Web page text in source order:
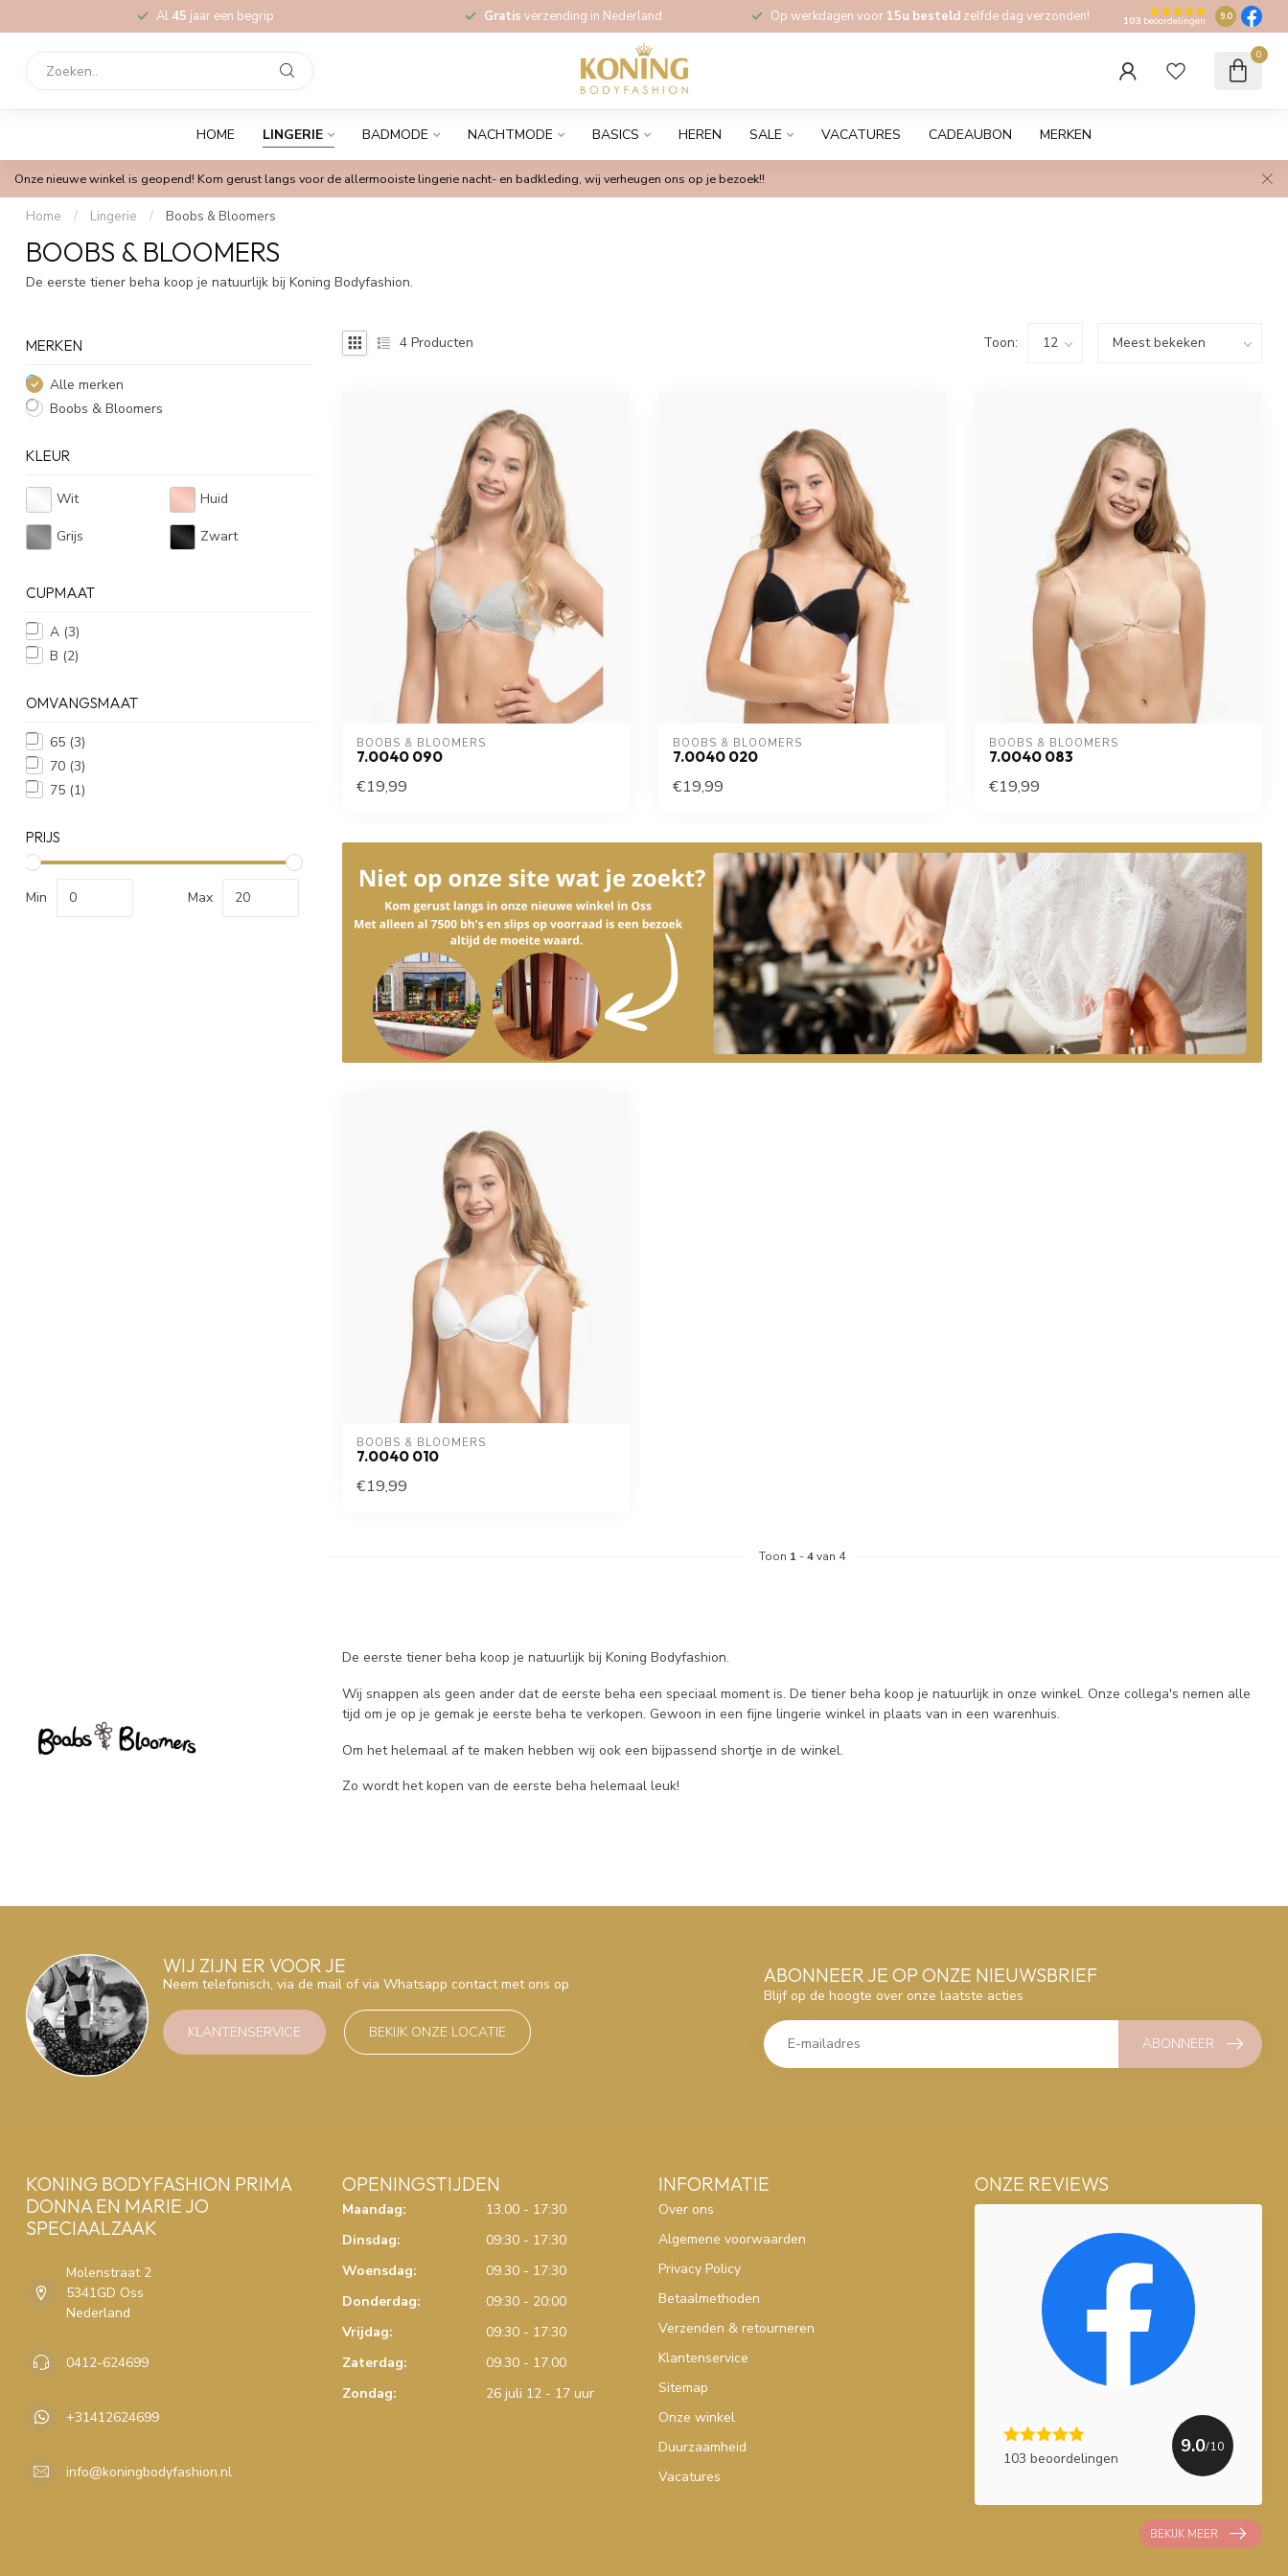
Al 45 jaar een begrip Gratis verzending in Nederland Op werkdagen voor 15u besteld zelfde dag verzonden! 103 beoordelingen 9.0
0
HOME LINGERIE BADMODE NACHTMODE BASICS HEREN SALE VACATURES CADEAUBON MERKEN
Onze nieuwe winkel is geopend! Kom gerust langs voor de allermooiste lingerie nacht- en badkleding, wij verheugen ons op je bezoek!!
Home / Lingerie / Boobs & Bloomers
BOOBS & BLOOMERS
De eerste tiener beha koop je natuurlijk bij Koning Bodyfashion.
MERKEN
Alle merken
Boobs & Bloomers
KLEUR
Wit Huid
Grijs Zwart
CUPMAAT
A (3)
B (2)
OMVANGSMAAT
65 (3)
70 (3)
75 (1)
PRIJS
Min Max
4 Producten Toon:
BOOBS & BLOOMERS
7.0040 090
€19,99
BOOBS & BLOOMERS
7.0040 020
€19,99
BOOBS & BLOOMERS
7.0040 083
€19,99
BOOBS & BLOOMERS
7.0040 010
€19,99
Toon 1 -4van 4
De eerste tiener beha koop je natuurlijk bij Koning Bodyfashion.
Wij snappen als geen ander dat de eerste beha een speciaal moment is. De tiener beha koop je natuurlijk in onze winkel. Onze collega's nemen alle
tijd om je op je gemak je eerste beha te verkopen. Gewoon in een fijne lingerie winkel in plaats van in een warenhuis.
Om het helemaal af te maken hebben wij ook een bijpassend shortje in de winkel.
Zo wordt het kopen van de eerste beha helemaal leuk!
WIJ ZIJN ER VOOR JE
Neem telefonisch, via de mail of via Whatsapp contact met ons op
KLANTENSERVICE BEKIJK ONZE LOCATIE
ABONNEER JE OP ONZE NIEUWSBRIEF
Blijf op de hoogte over onze laatste acties
ABONNEER
KONING BODYFASHION PRIMA
DONNA EN MARIE JO
SPECIAALZAAK
Molenstraat 2
5341GD Oss
Nederland
0412-624699
+31412624699
info@koningbodyfashion.nl
OPENINGSTIJDEN
Maandag:
13.00 - 17:30
Dinsdag:
09:30 - 17:30
Woensdag:
09.30 - 17:30
Donderdag:
09:30 - 20:00
Vrijdag:
09:30 - 17:30
Zaterdag:
09.30 - 17.00
Zondag:
26 juli 12 - 17 uur
INFORMATIE
Over ons
Algemene voorwaarden
Privacy Policy
Betaalmethoden
Verzenden & retourneren
Klantenservice
Sitemap
Onze winkel
Duurzaamheid
Vacatures
ONZE REVIEWS
103 beoordelingen
9.0/10
BEKIJK MEER